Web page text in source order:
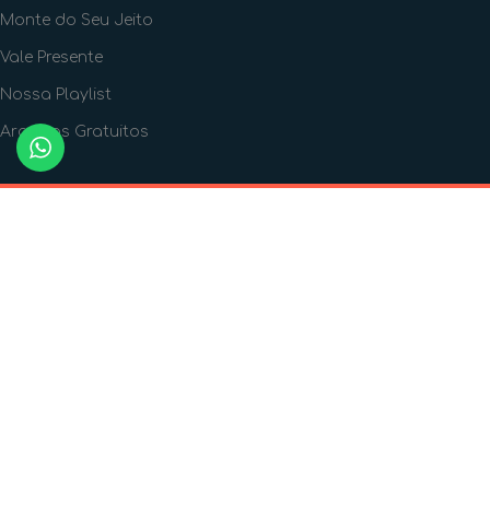
Monte do Seu Jeito
Vale Presente
Nossa Playlist
Arquivos Gratuitos